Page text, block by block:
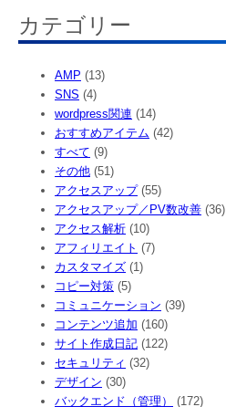
カテゴリー
AMP (13)
SNS (4)
wordpress関連 (14)
おすすめアイテム (42)
すべて (9)
その他 (51)
アクセスアップ(55)
アクセスアップ／PV数改善 (36)
アクセス解析 (10)
アフィリエイト (7)
カスタマイズ (1)
コピー対策 (5)
コミュニケーション (39)
コンテンツ追加 (160)
サイト作成日記 (122)
セキュリティ (32)
デザイン (30)
バックエンド（管理）
(172)